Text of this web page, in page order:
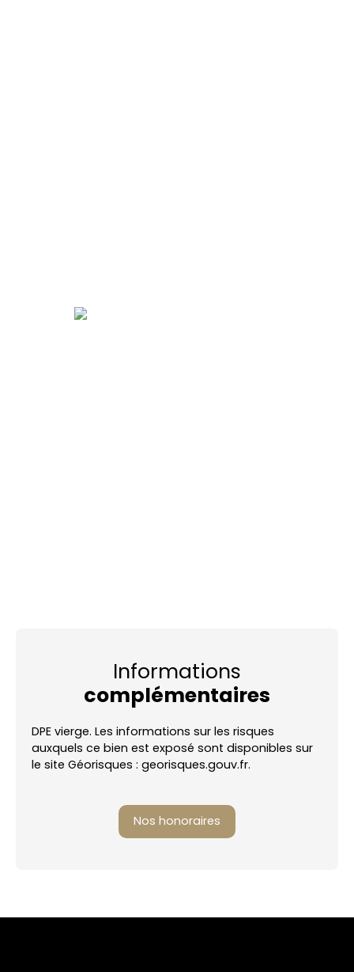
Informations
complémentaires
DPE vierge. Les informations sur les risques
auxquels ce bien est exposé sont disponibles sur
le site Géorisques : georisques.gouv.fr.
Nos honoraires